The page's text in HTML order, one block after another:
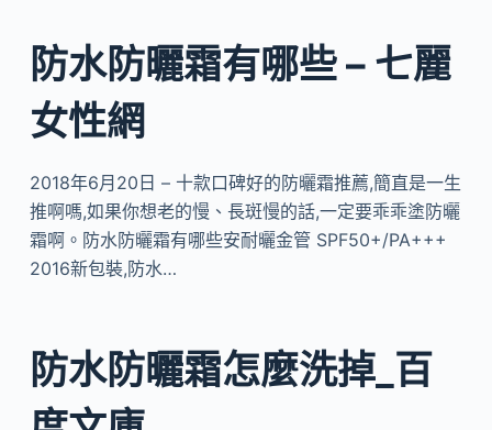
防水防曬霜有哪些 – 七麗
女性網
2018年6月20日 – 十款口碑好的防曬霜推薦,簡直是一生
推啊嗎,如果你想老的慢、長斑慢的話,一定要乖乖塗防曬
霜啊。防水防曬霜有哪些安耐曬金管 SPF50+/PA+++
2016新包裝,防水…
防水防曬霜怎麼洗掉_百